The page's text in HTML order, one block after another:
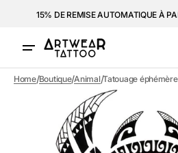
15% DE REMISE AUTOMATIQUE À
Home/Boutique/Animal/Tatouage